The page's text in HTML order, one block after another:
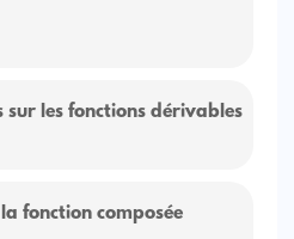
sur les fonctions dérivables
fonction composée